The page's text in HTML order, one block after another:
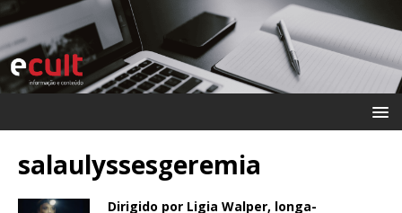
salaulyssesgeremia
Dirigido por Ligia Walper, longa-